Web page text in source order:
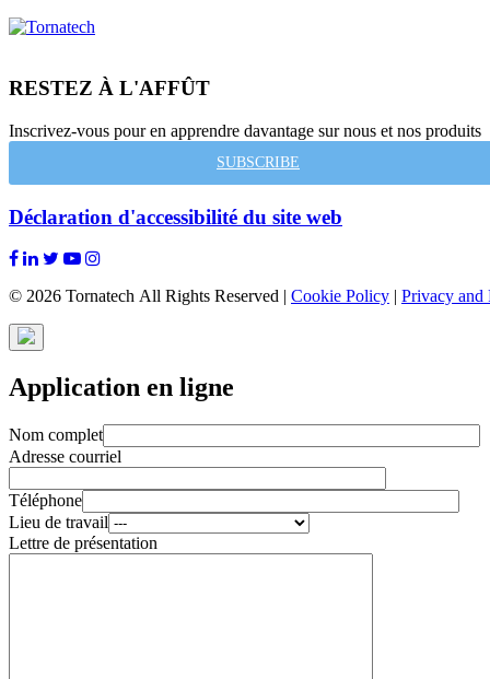
RESTEZ À L'AFFÛT
Inscrivez-vous pour en apprendre davantage sur nous et nos produits
SUBSCRIBE
Déclaration d'accessibilité du site web
© 2026 Tornatech All Rights Reserved | Cookie Policy | Privacy and
Application en ligne
Nom complet
Adresse courriel
Téléphone
Lieu de travail
Lettre de présentation